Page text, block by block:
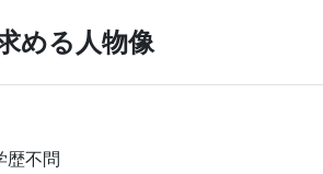
める人物像
不問